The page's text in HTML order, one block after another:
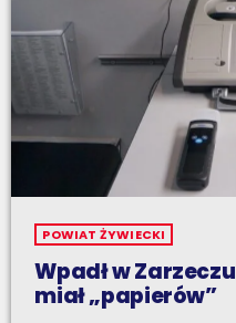
POWIAT ŻYWIECKI
Wpadł w
miał „papierów”